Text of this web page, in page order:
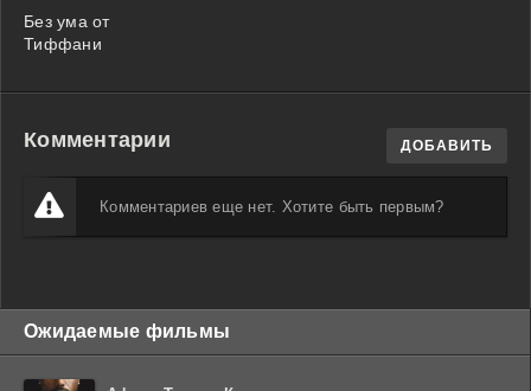
Без ума от
Тиффани
Комментарии ДОБАВИТЬ
Комментариев еще нет. Хотите быть первым?
Ожидаемые фильмы